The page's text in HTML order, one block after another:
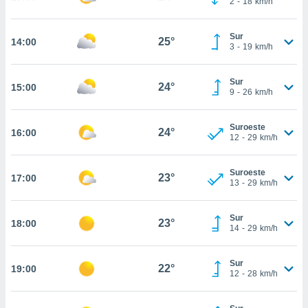
de que
sean
el sitio
para
ni para
aunque
no
abono
14:00 25°
Sur
3 - 19 km/h
15:00 24°
Sur
9 - 26 km/h
16:00 24°
Suroeste
12 - 29 km/h
17:00 23°
Suroeste
13 - 29 km/h
18:00 23°
Sur
14 - 29 km/h
19:00 22°
Sur
12 - 28 km/h